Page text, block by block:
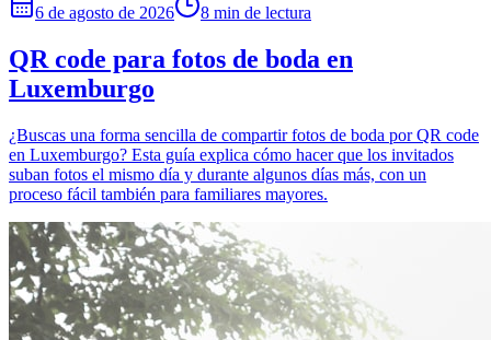
6 de agosto de 2026
8 min de lectura
QR code para fotos de boda en
Luxemburgo
¿Buscas una forma sencilla de compartir fotos de boda por QR code
en Luxemburgo? Esta guía explica cómo hacer que los invitados
suban fotos el mismo día y durante algunos días más, con un
proceso fácil también para familiares mayores.